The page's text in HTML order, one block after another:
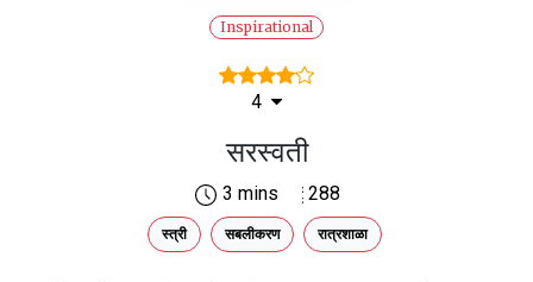
Inspirational
4
सरस्वती
3 mins 288
स्त्री सबलीकरण रात्रशाळा